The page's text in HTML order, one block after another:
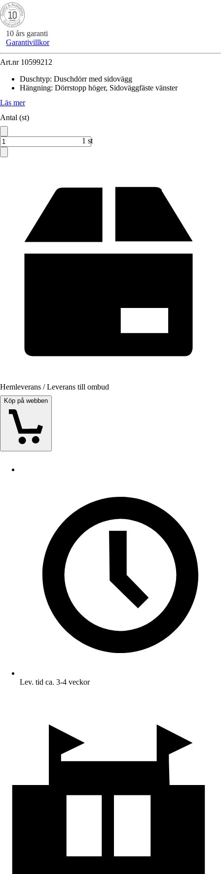
10 års garanti
Garantivillkor
Art.nr 10599212
Duschtyp: Duschdörr med sidovägg
Hängning: Dörrstopp höger, Sidoväggfäste vänster
Läs mer
Antal (st)
1 st
Hemleverans / Leverans till ombud
Köp på webben
Lev. tid ca. 3-4 veckor